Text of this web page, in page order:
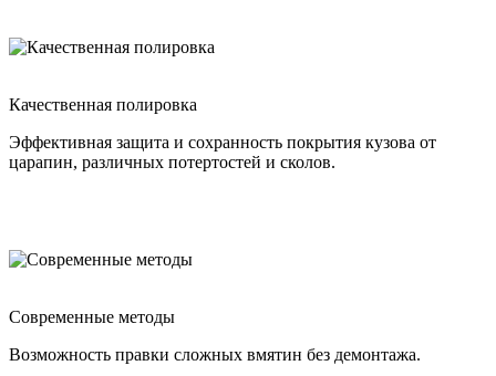
Качественная полировка
Эффективная защита и сохранность покрытия кузова от
царапин, различных потертостей и сколов.
Современные методы
Возможность правки сложных вмятин без демонтажа.